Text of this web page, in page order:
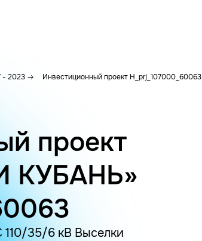
- 2023 Инвестиционный проект H_prj_107000_60063
проект
КУБАНЬ»
110/35/6 кВ Выселки